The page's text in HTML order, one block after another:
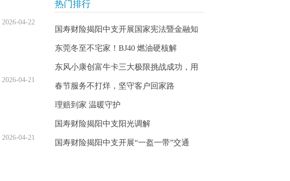
2026-04-22
2026-04-21
2026-04-21
热门排行
国寿财险揭阳中支开展国家宪法暨金融知
东莞冬至不宅家！BJ40 燃油硬核解
东风小康创富牛卡三大极限挑战成功，用
春节服务不打烊，坚守客户回家路
理赔到家 温暖守护
国寿财险揭阳中支阳光调解
国寿财险揭阳中支开展“一盔一带”交通